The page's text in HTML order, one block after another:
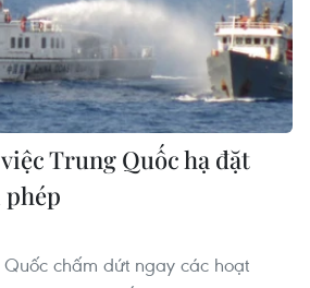
Trung Quốc hạ đặt
Quốc chấm dứt ngay các hoạt